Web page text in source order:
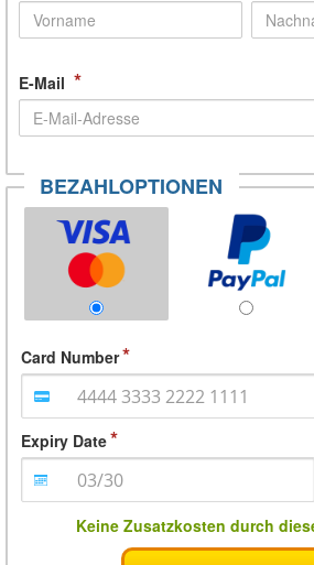
E-Mail *
BEZAHLOPTIONEN
Card Number
Expiry Date
Keine Zusatzkosten durch